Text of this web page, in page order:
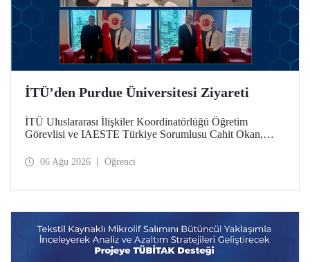
İTÜ’den Purdue Üniversitesi Ziyareti
İTÜ Uluslararası İlişkiler Koordinatörlüğü Öğretim
Görevlisi ve IAESTE Türkiye Sorumlusu Cahit Okan,
Temmuz tarihlerinde ABD’de dünyanın önde gelen
06 Ağu 2026 Öğrenci